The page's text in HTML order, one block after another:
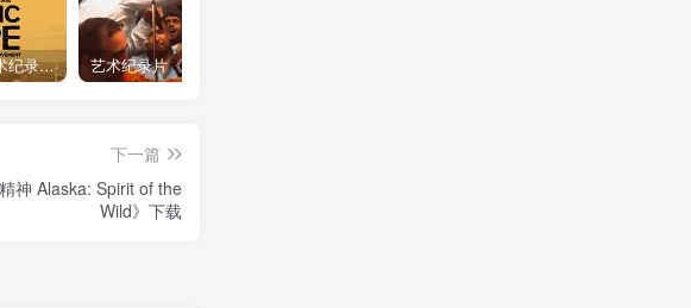
自然，工艺技术纪录片《原子能的希望 Atomic Hope – Inside the Pro-Nuclear Movement》下载
下一篇
神 Alaska: Spirit of the
Wild》下载